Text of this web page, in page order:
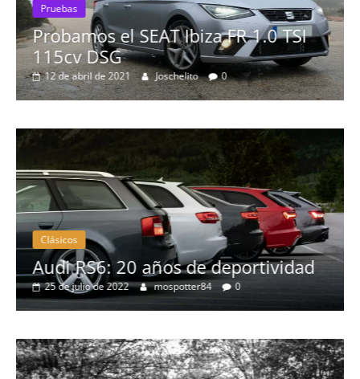
Pruebas
Probamos el SEAT Ibiza FR 1.0 TSI
115cv DSG
12 de abril de 2021 Joschelito 0
Clásicos
Audi RS6: 20 años de deportividad
25 de julio de 2022 mospotter84 0